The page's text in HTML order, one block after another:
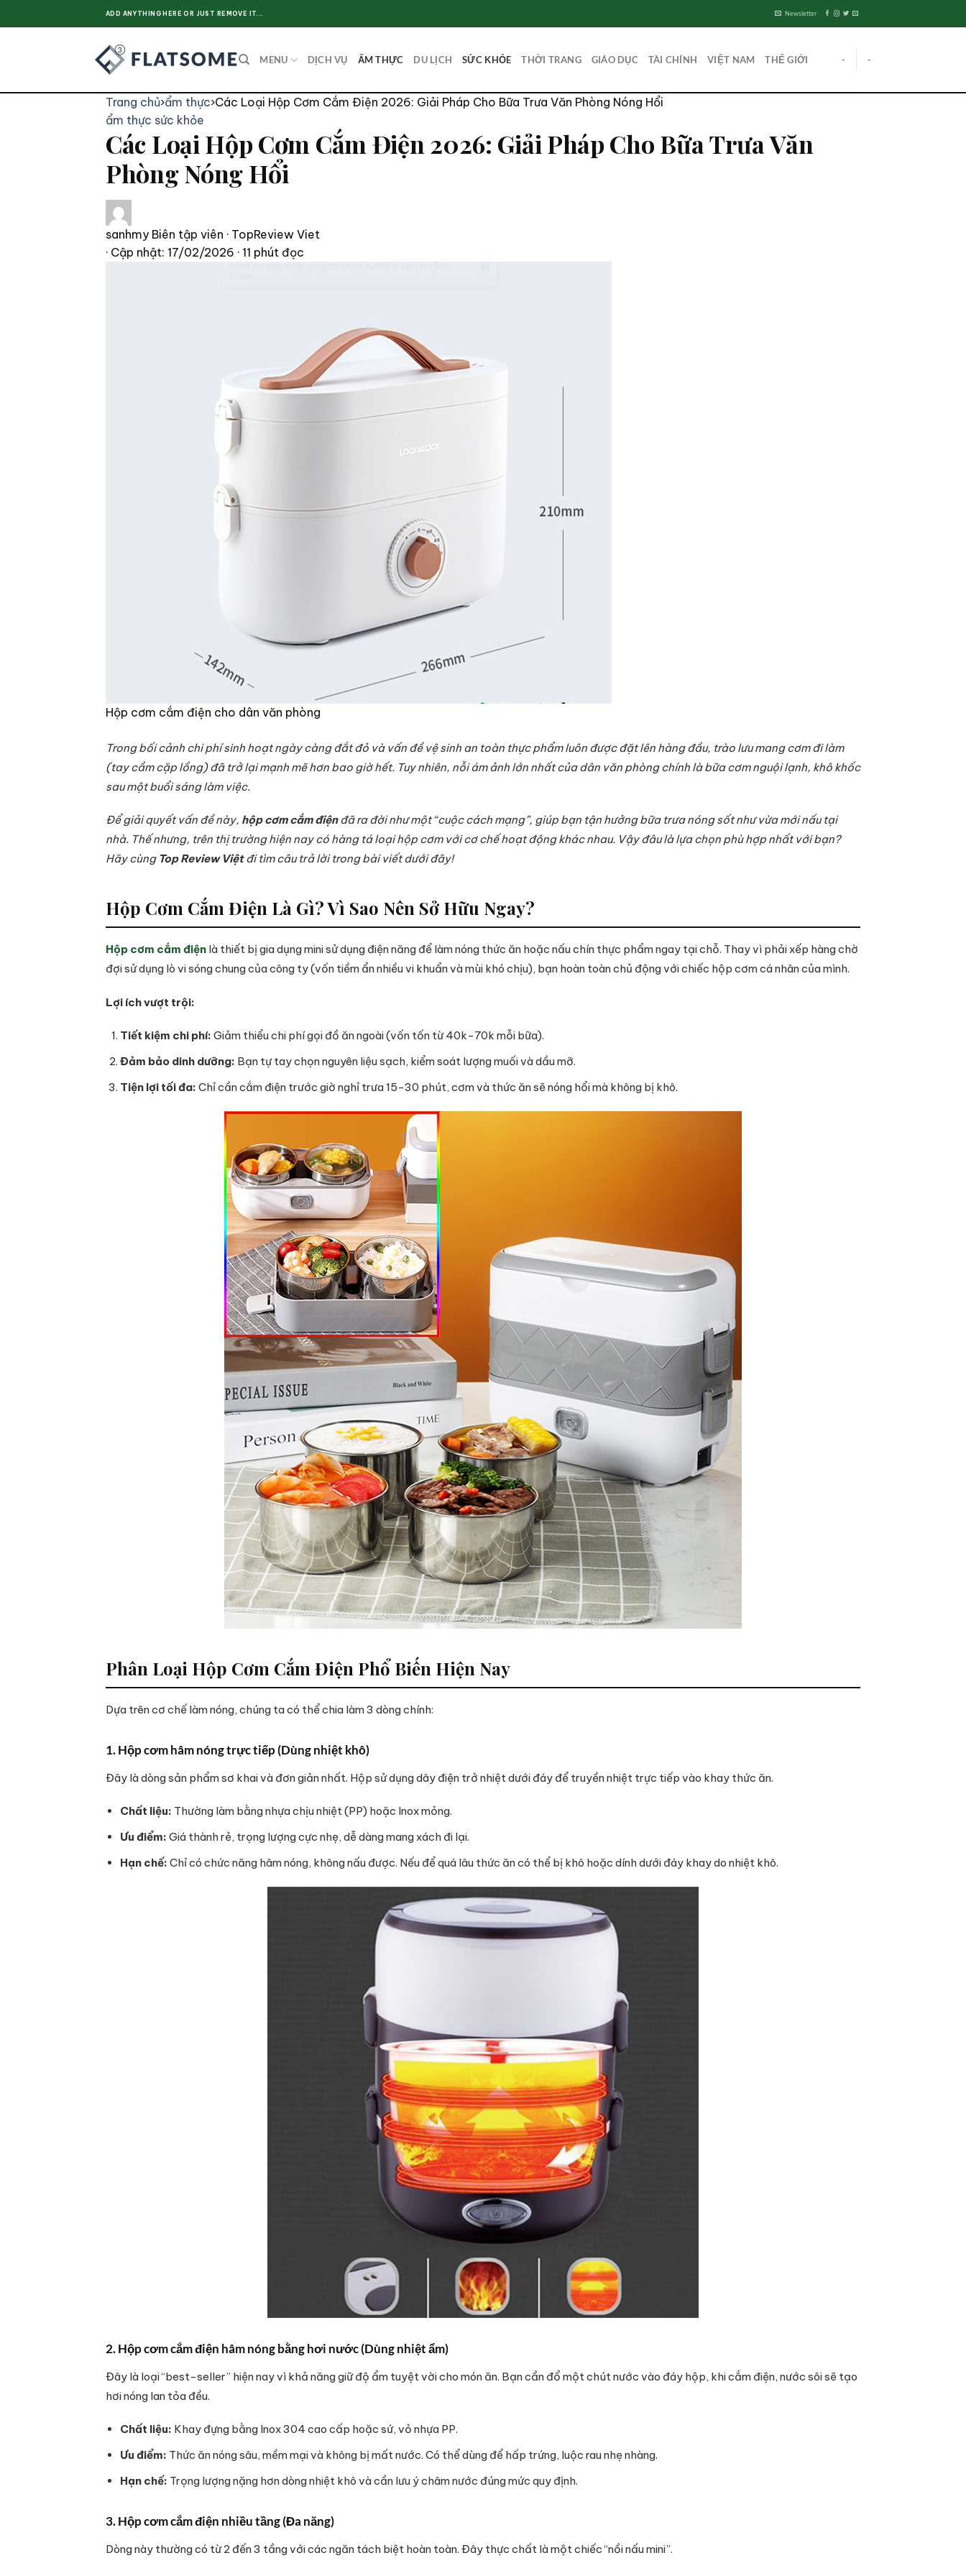
to
ADD ANYTHING HERE OR JUST REMOVE IT... Newsletter
MENU DỊCH VỤ ẨM THỰC DU LỊCH SỨC KHỎE THỜI TRANG GIÁO DỤC TÀI CHÍNH VIỆT NAM THẾ GIỚI - -
Trang chủ›ẩm thực›Các Loại Hộp Cơm Cắm Điện 2026: Giải Pháp Cho Bữa Trưa Văn Phòng Nóng Hổi
ẩm thực sức khỏe
Các Loại Hộp Cơm Cắm Điện 2026: Giải Pháp Cho Bữa Trưa Văn
Phòng Nóng Hổi
sanhmy Biên tập viên · TopReview Viet
· Cập nhật: 17/02/2026 · 11 phút đọc
Hộp cơm cắm điện cho dân văn phòng
Trong bối cảnh chi phí sinh hoạt ngày càng đắt đỏ và vấn đề vệ sinh an toàn thực phẩm luôn được đặt lên hàng đầu, trào lưu mang cơm đi làm
(tay cầm cặp lồng) đã trở lại mạnh mẽ hơn bao giờ hết. Tuy nhiên, nỗi ám ảnh lớn nhất của dân văn phòng chính là bữa cơm nguội lạnh, khô khốc
sau một buổi sáng làm việc.
Để giải quyết vấn đề này, hộp cơm cắm điệnđã ra đời như một “cuộc cách mạng”, giúp bạn tận hưởng bữa trưa nóng sốt như vừa mới nấu tại
nhà. Thế nhưng, trên thị trường hiện nay có hàng tá loại hộp cơm với cơ chế hoạt động khác nhau. Vậy đâu là lựa chọn phù hợp nhất với bạn?
Hãy cùng Top Review Việtđi tìm câu trả lời trong bài viết dưới đây!
Hộp Cơm Cắm Điện Là Gì? Vì Sao Nên Sở Hữu Ngay?
Hộp cơm cắm điện là thiết bị gia dụng mini sử dụng điện năng để làm nóng thức ăn hoặc nấu chín thực phẩm ngay tại chỗ. Thay vì phải xếp hàng chờ
đợi sử dụng lò vi sóng chung của công ty (vốn tiềm ẩn nhiều vi khuẩn và mùi khó chịu), bạn hoàn toàn chủ động với chiếc hộp cơm cá nhân của mình.
Lợi ích vượt trội:
Tiết kiệm chi phí: Giảm thiểu chi phí gọi đồ ăn ngoài (vốn tốn từ 40k-70k mỗi bữa).
Đảm bảo dinh dưỡng: Bạn tự tay chọn nguyên liệu sạch, kiểm soát lượng muối và dầu mỡ.
Tiện lợi tối đa: Chỉ cần cắm điện trước giờ nghỉ trưa 15-30 phút, cơm và thức ăn sẽ nóng hổi mà không bị khô.
Phân Loại Hộp Cơm Cắm Điện Phổ Biến Hiện Nay
Dựa trên cơ chế làm nóng, chúng ta có thể chia làm 3 dòng chính:
1. Hộp cơm hâm nóng trực tiếp (Dùng nhiệt khô)
Đây là dòng sản phẩm sơ khai và đơn giản nhất. Hộp sử dụng dây điện trở nhiệt dưới đáy để truyền nhiệt trực tiếp vào khay thức ăn.
Chất liệu: Thường làm bằng nhựa chịu nhiệt (PP) hoặc Inox mỏng.
Ưu điểm: Giá thành rẻ, trọng lượng cực nhẹ, dễ dàng mang xách đi lại.
Hạn chế: Chỉ có chức năng hâm nóng, không nấu được. Nếu để quá lâu thức ăn có thể bị khô hoặc dính dưới đáy khay do nhiệt khô.
2. Hộp cơm cắm điện hâm nóng bằng hơi nước (Dùng nhiệt ẩm)
Đây là loại “best-seller” hiện nay vì khả năng giữ độ ẩm tuyệt vời cho món ăn. Bạn cần đổ một chút nước vào đáy hộp, khi cắm điện, nước sôi sẽ tạo
hơi nóng lan tỏa đều.
Chất liệu: Khay đựng bằng Inox 304 cao cấp hoặc sứ, vỏ nhựa PP.
Ưu điểm: Thức ăn nóng sâu, mềm mại và không bị mất nước. Có thể dùng để hấp trứng, luộc rau nhẹ nhàng.
Hạn chế: Trọng lượng nặng hơn dòng nhiệt khô và cần lưu ý châm nước đúng mức quy định.
3. Hộp cơm cắm điện nhiều tầng (Đa năng)
Dòng này thường có từ 2 đến 3 tầng với các ngăn tách biệt hoàn toàn. Đây thực chất là một chiếc “nồi nấu mini”.